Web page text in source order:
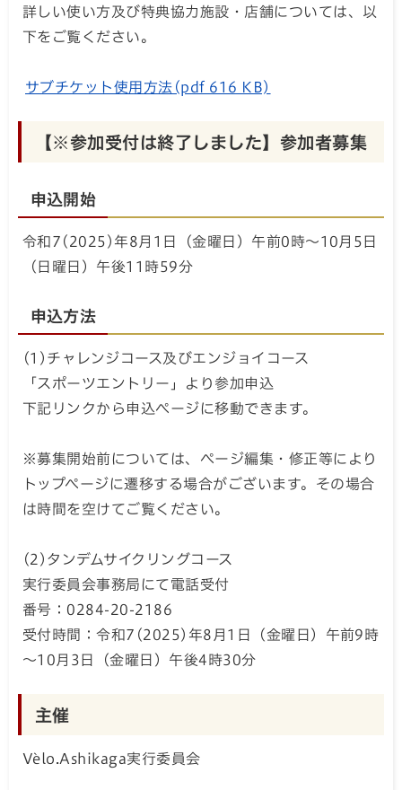
詳しい使い方及び特典協力施設・店舗については、以
下をご覧ください。
サブチケット使用方法(pdf 616 KB)
【※参加受付は終了しました】参加者募集
申込開始
令和7(2025)年8月1日（金曜日）午前0時～10月5日
（日曜日）午後11時59分
申込方法
(1)チャレンジコース及びエンジョイコース
「スポーツエントリー」より参加申込
下記リンクから申込ページに移動できます。
※募集開始前については、ページ編集・修正等により
トップページに遷移する場合がございます。その場合
は時間を空けてご覧ください。
(2)タンデムサイクリングコース
実行委員会事務局にて電話受付
番号：0284-20-2186
受付時間：令和7(2025)年8月1日（金曜日）午前9時
～10月3日（金曜日）午後4時30分
主催
Vèlo.Ashikaga実行委員会